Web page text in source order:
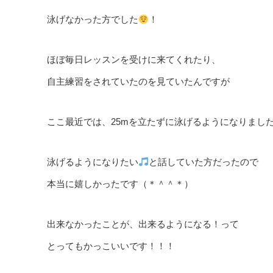
泳げなかった方でした ！
ほぼ毎日レッスンを受けに来てくれたり、
自主練習をされていたのを見ていたんですが
ここ最近では、25mを立たずに泳げるようになりまし
泳げるようになりたい と話していた方だったので
本当に嬉しかったです（＊＾＾＊）
出来なかったことが、出来るようになる！って
とってもかっこいいです！！！